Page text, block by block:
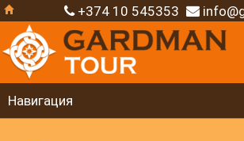
+374 10 545353
Навигация